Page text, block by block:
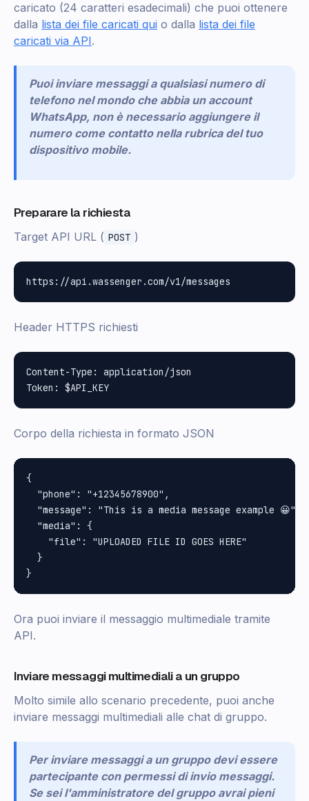
caricato (24 caratteri esadecimali) che puoi ottenere
dalla lista dei file caricati qui o dalla lista dei file
caricati via API.
Puoi inviare messaggi a qualsiasi numero di
telefono nel mondo che abbia un account
WhatsApp, non è necessario aggiungere il
numero come contatto nella rubrica del tuo
dispositivo mobile.
Preparare la richiesta
Target API URL ( POST )
Header HTTPS richiesti
Content-Type: application/json
Corpo della richiesta in formato JSON
{
  "phone": "+12345678900",
  "message": "This is a media message example 😀",
  "media": {
    "file": "UPLOADED FILE ID GOES HERE"
  }
Ora puoi inviare il messaggio multimediale tramite
API.
Inviare messaggi multimediali a un gruppo
Molto simile allo scenario precedente, puoi anche
inviare messaggi multimediali alle chat di gruppo.
Per inviare messaggi a un gruppo devi essere
partecipante con permessi di invio messaggi.
Se sei l'amministratore del gruppo avrai pieni